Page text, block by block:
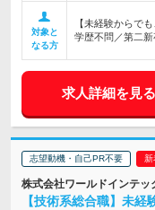
対象と
なる方
【未経験からで
学歴不問／第二
求人詳細を見る
志望動機・自己PR不要
株式会社ワールドインテッ
【技術系総合職】未